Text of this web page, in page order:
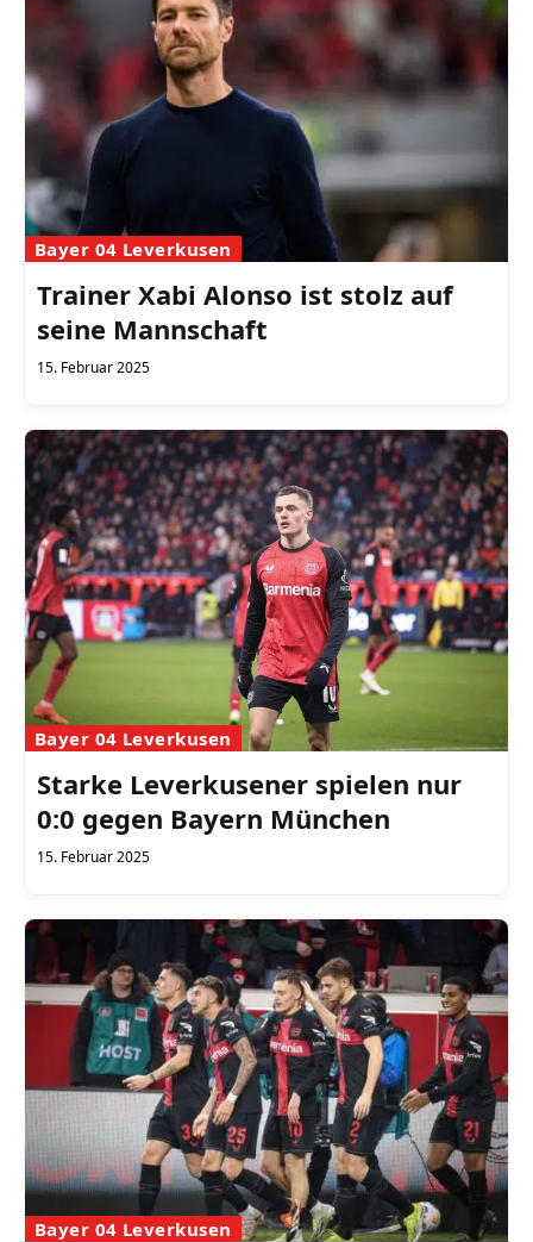
Bayer 04 Leverkusen
Trainer Xabi Alonso ist stolz auf
seine Mannschaft
15. Februar 2025
Bayer 04 Leverkusen
Starke Leverkusener spielen nur
0:0 gegen Bayern München
15. Februar 2025
Bayer 04 Leverkusen